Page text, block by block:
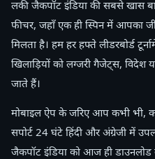
लकी जैकपॉट इंडिया की सबसे खास
फीचर, जहाँ एक ही स्पिन में आपका
मिलता है। हम हर हफ्ते लीडरबोर्ड
खिलाड़ियों को लग्जरी गैजेट्स, विदेश
जाते हैं।
मोबाइल ऐप के जरिए आप कभी भी,
सपोर्ट 24 घंटे हिंदी और अंग्रेजी में
जैकपॉट इंडिया को आज ही